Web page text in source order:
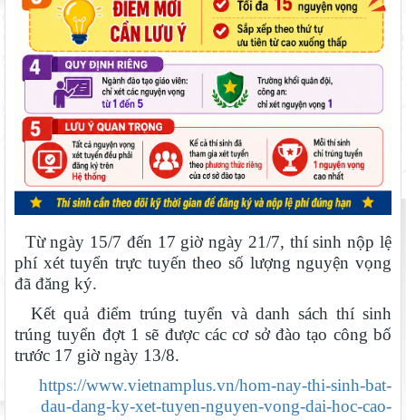
Từ ngày 15/7 đến 17 giờ ngày 21/7, thí sinh nộp lệ
phí xét tuyển trực tuyến theo số lượng nguyện vọng
đã đăng ký.
Kết quả điểm trúng tuyển và danh sách thí sinh
trúng tuyển đợt 1 sẽ được các cơ sở đào tạo công bố
trước 17 giờ ngày 13/8.
https://www.vietnamplus.vn/hom-nay-thi-sinh-bat-
dau-dang-ky-xet-tuyen-nguyen-vong-dai-hoc-cao-
Bộ Giáo dục và Đào tạo ban hành khung thời gian năm học từ
gia đình
Sáng đèn công trường để kịp năm học mới